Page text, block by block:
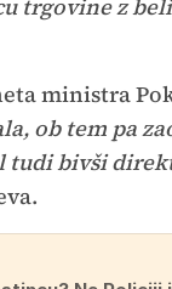
trgovine z
ministra
ob tem pa
tudi bivši